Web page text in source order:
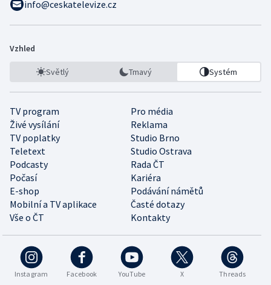
info@ceskatelevize.cz
Vzhled
Světlý Tmavý Systém
TV program
Pro média
Živé vysílání
Reklama
TV poplatky
Studio Brno
Teletext
Studio Ostrava
Podcasty
Rada ČT
Počasí
Kariéra
E-shop
Podávání námětů
Mobilní a TV aplikace
Časté dotazy
Vše o ČT
Kontakty
Instagram Facebook YouTube X Threads